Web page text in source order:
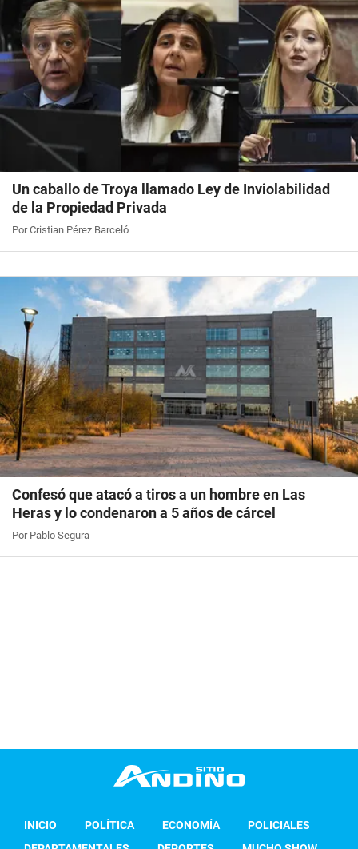
Un caballo de Troya llamado Ley de Inviolabilidad
de la Propiedad Privada
Por Cristian Pérez Barceló
Confesó que atacó a tiros a un hombre en Las
Heras y lo condenaron a 5 años de cárcel
Por Pablo Segura
INICIO POLÍTICA ECONOMÍA
POLICIALES